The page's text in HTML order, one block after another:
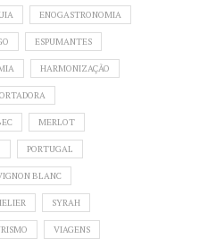
ENOGASTRONOMIA
ESPUMANTES
HARMONIZAÇÃO
MERLOT
PORTUGAL
BLANC
SYRAH
VIAGENS